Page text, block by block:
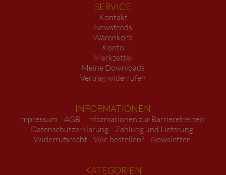
SERVICE
Kontakt
Newsfeeds
Warenkorb
Konto
Merkzettel
Meine Downloads
Vertrag widerrufen
INFORMATIONEN
Impressum AGB
Informationen zur Barrierefreiheit
Datenschutzerklärung
Zahlung und Lieferung
Widerrufsrecht
Wie bestellen? Newsletter
KATEGORIEN